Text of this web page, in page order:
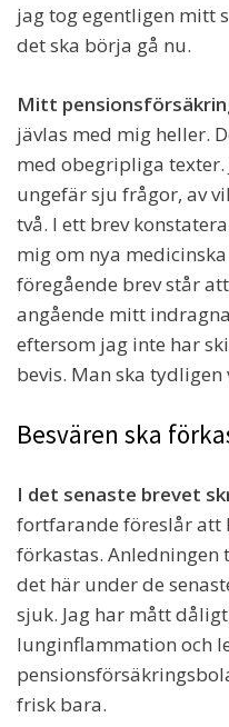
jag tog egentligen mitt
det ska börja gå nu.
Mitt
jävlas med mig heller.
med obegripliga texter.
ungefär sju frågor, av
två. I ett brev
mig om nya
föregående brev står
angående mitt
eftersom jag inte har
bevis. Man ska
Besvären ska
I det senaste brevet
fortfarande föreslår att
förkastas.
det här under de
sjuk. Jag har mått
lunginflammation och
frisk bara.